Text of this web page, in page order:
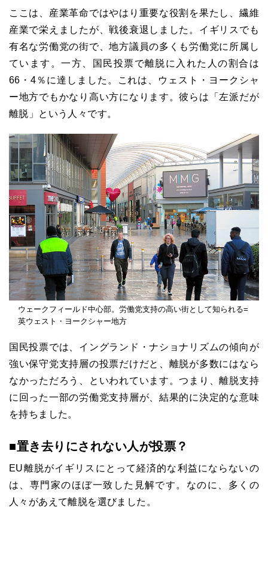
ここは、産業革命ではやはり重要な役割を果たし、繊維
産業で栄えましたが、戦後衰退しました。イギリスでも
有名な労働党の街で、地方議員の多くも労働党に所属し
ています。一方、国民投票で離脱に入れた人の割合は
66・4％に達しました。これは、ウェスト・ヨークシャ
ー地方でもかなり高い方になります。彼らは「左派だが
離脱」という人々です。
ウェークフィールド中心部。労働党支持の高い街として知られる=
英ウェスト・ヨークシャー地方
国民投票では、イングランド・ナショナリズムの傾向が
強い保守党支持層の投票だけだと、離脱が多数にはなら
なかっただろう、といわれています。つまり、離脱支持
に回った一部の労働党支持層が、結果的に決定的な意味
を持ちました。
■置き去りにされない人が投票？
EU離脱がイギリスにとって経済的な利益にならないの
は、専門家のほぼ一致した見解です。なのに、多くの
人々があえて離脱を選びました。